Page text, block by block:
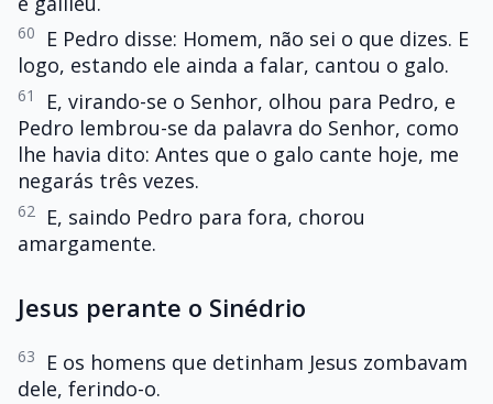
60
E Pedro disse: Homem, não sei o que dizes. E
logo, estando ele ainda a falar, cantou o galo.
61
E, virando-se o Senhor, olhou para Pedro, e
Pedro lembrou-se da palavra do Senhor, como
lhe havia dito: Antes que o galo cante hoje, me
negarás três vezes.
62
E, saindo Pedro para fora, chorou
amargamente.
Jesus perante o Sinédrio
63
E os homens que detinham Jesus zombavam
dele, ferindo-o.